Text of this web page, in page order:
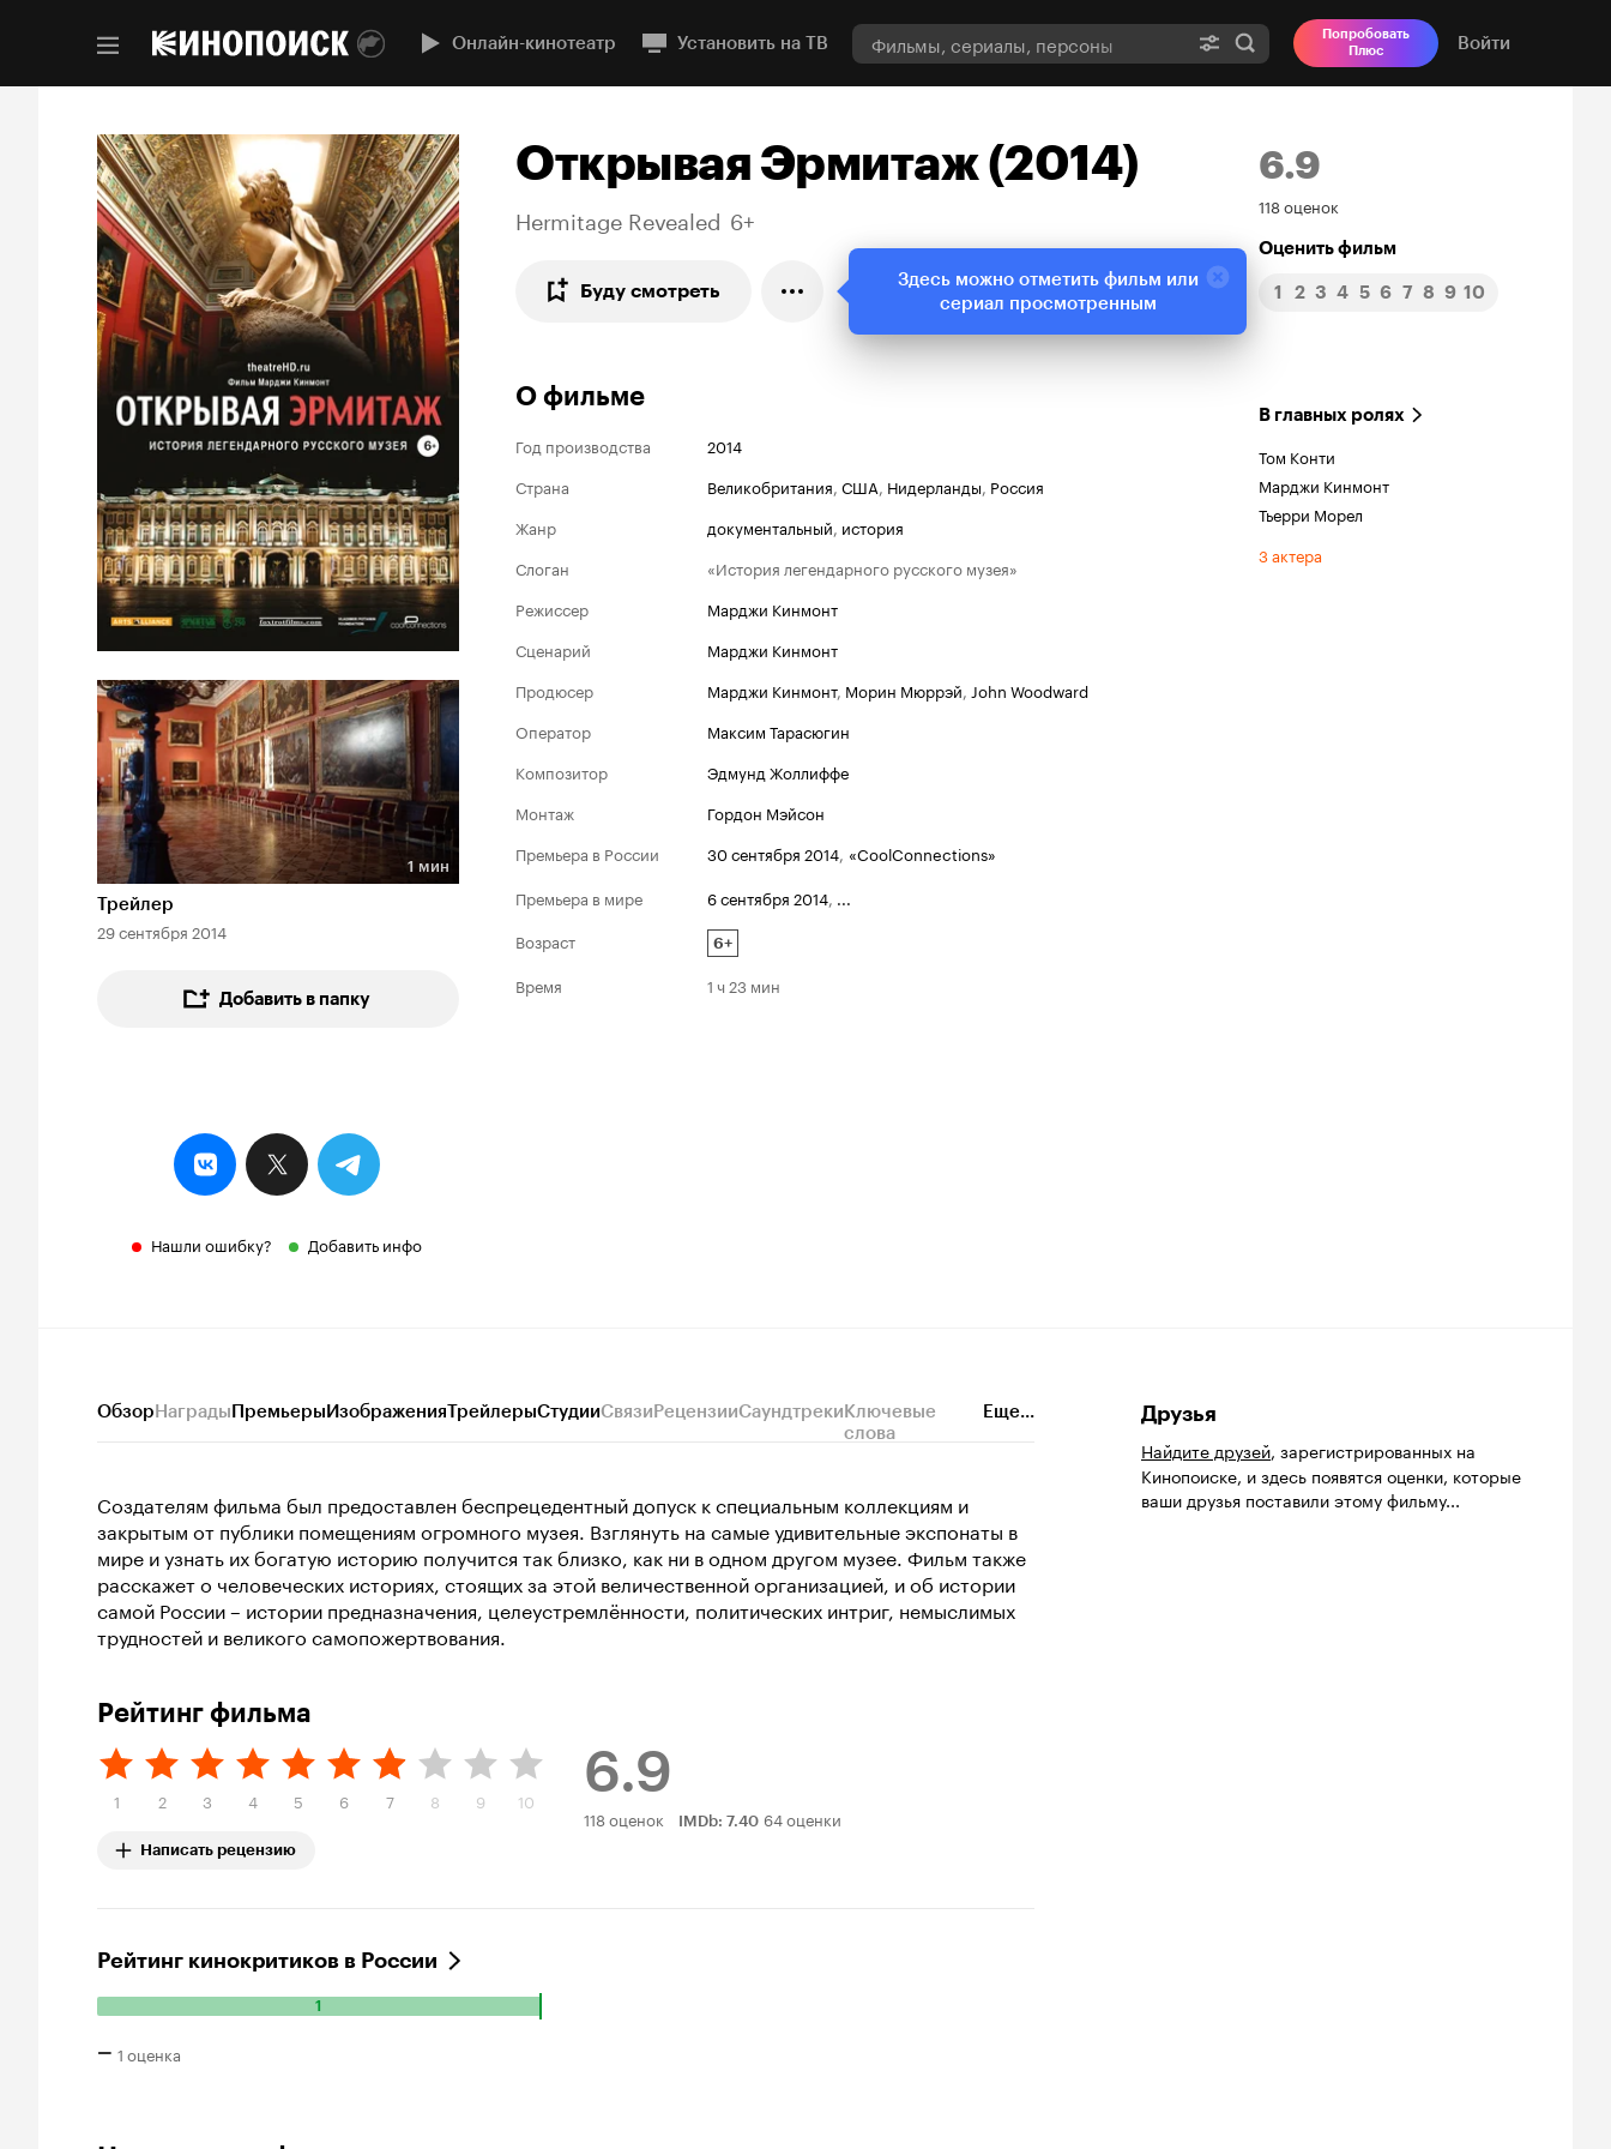
Онлайн-кинотеатр Установить на ТВ
Попробовать
Плюс
Войти
Длительность 1 мин
1 мин
Трейлер
29 сентября 2014
Добавить в папку
Нашли ошибку? Добавить инфо
Открывая Эрмитаж (2014)
Hermitage Revealed 6+
Буду смотреть
6.9
Рейтинг
Кинопоиска
6.9
118 оценок
Оценить фильм
1 2 3 4 5 6 7 8 9 10
О фильме
Год производства
2014
Страна
Великобритания, США, Нидерланды, Россия
Жанр
документальный, история
Слоган
«История легендарного русского музея»
Режиссер
Марджи Кинмонт
Сценарий
Марджи Кинмонт
Продюсер
Марджи Кинмонт, Морин Мюррэй, John Woodward
Оператор
Максим Тарасюгин
Композитор
Эдмунд Жоллиффе
Монтаж
Гордон Мэйсон
Премьера в России
30 сентября 2014, «CoolConnections»
Премьера в мире
6 сентября 2014
Возраст
6+
Время 1 ч 23 мин
В главных ролях
Том Конти
Марджи Кинмонт
Тьерри Морел
3 актера
ОбзорНаградыПремьерыИзображенияТрейлерыСтудииСвязиРецензииСаундтрекиКлючевые
слова
Еще...
Создателям фильма был предоставлен беспрецедентный допуск к специальным коллекциям и
закрытым от публики помещениям огромного музея. Взглянуть на самые удивительные экспонаты в
мире и узнать их богатую историю получится так близко, как ни в одном другом музее. Фильм также
расскажет о человеческих историях, стоящих за этой величественной организацией, и об истории
самой России – истории предназначения, целеустремлённости, политических интриг, немыслимых
трудностей и великого самопожертвования.
Рейтинг фильма
1 2 3 4 5 6 7 8 9 10
Написать рецензию
6.9
Рейтинг
118 оценок IMDb: 7.40 64 оценки
Рейтинг кинокритиков в России
1
Количество положительных оценок: 1.
– 1 оценка
Друзья
Найдите друзей, зарегистрированных на
Кинопоиске, и здесь появятся оценки, которые
ваши друзья поставили этому фильму...
Здесь можно отметить фильм или
сериал просмотренным